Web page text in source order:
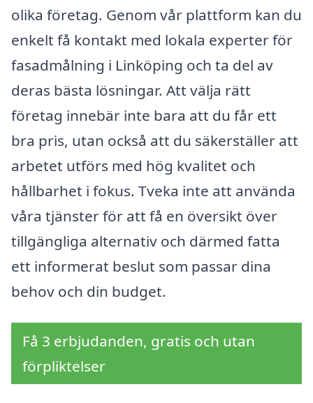
olika företag. Genom vår plattform kan du
enkelt få kontakt med lokala experter för
fasadmålning i Linköping och ta del av
deras bästa lösningar. Att välja rätt
företag innebär inte bara att du får ett
bra pris, utan också att du säkerställer att
arbetet utförs med hög kvalitet och
hållbarhet i fokus. Tveka inte att använda
våra tjänster för att få en översikt över
tillgängliga alternativ och därmed fatta
ett informerat beslut som passar dina
behov och din budget.
Få 3 erbjudanden, gratis och utan
förpliktelser